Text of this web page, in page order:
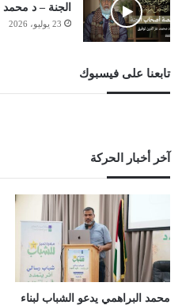
الجنة – د
23 يوليو، 2026
تابعنا على فيسبوك
آخر أخبار الحركة
محمد البراهمي يدعو الشباب لبناء